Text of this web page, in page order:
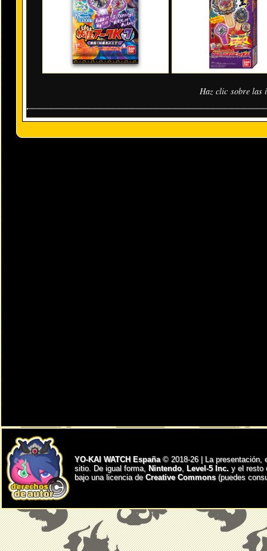
Haz clic sobre las
YO-KAI WATCH España © 2018-26 | La presentación,
sitio. De igual forma, Nintendo, Level-5 Inc. y el resto
bajo una licencia de Creative Commons(puedes